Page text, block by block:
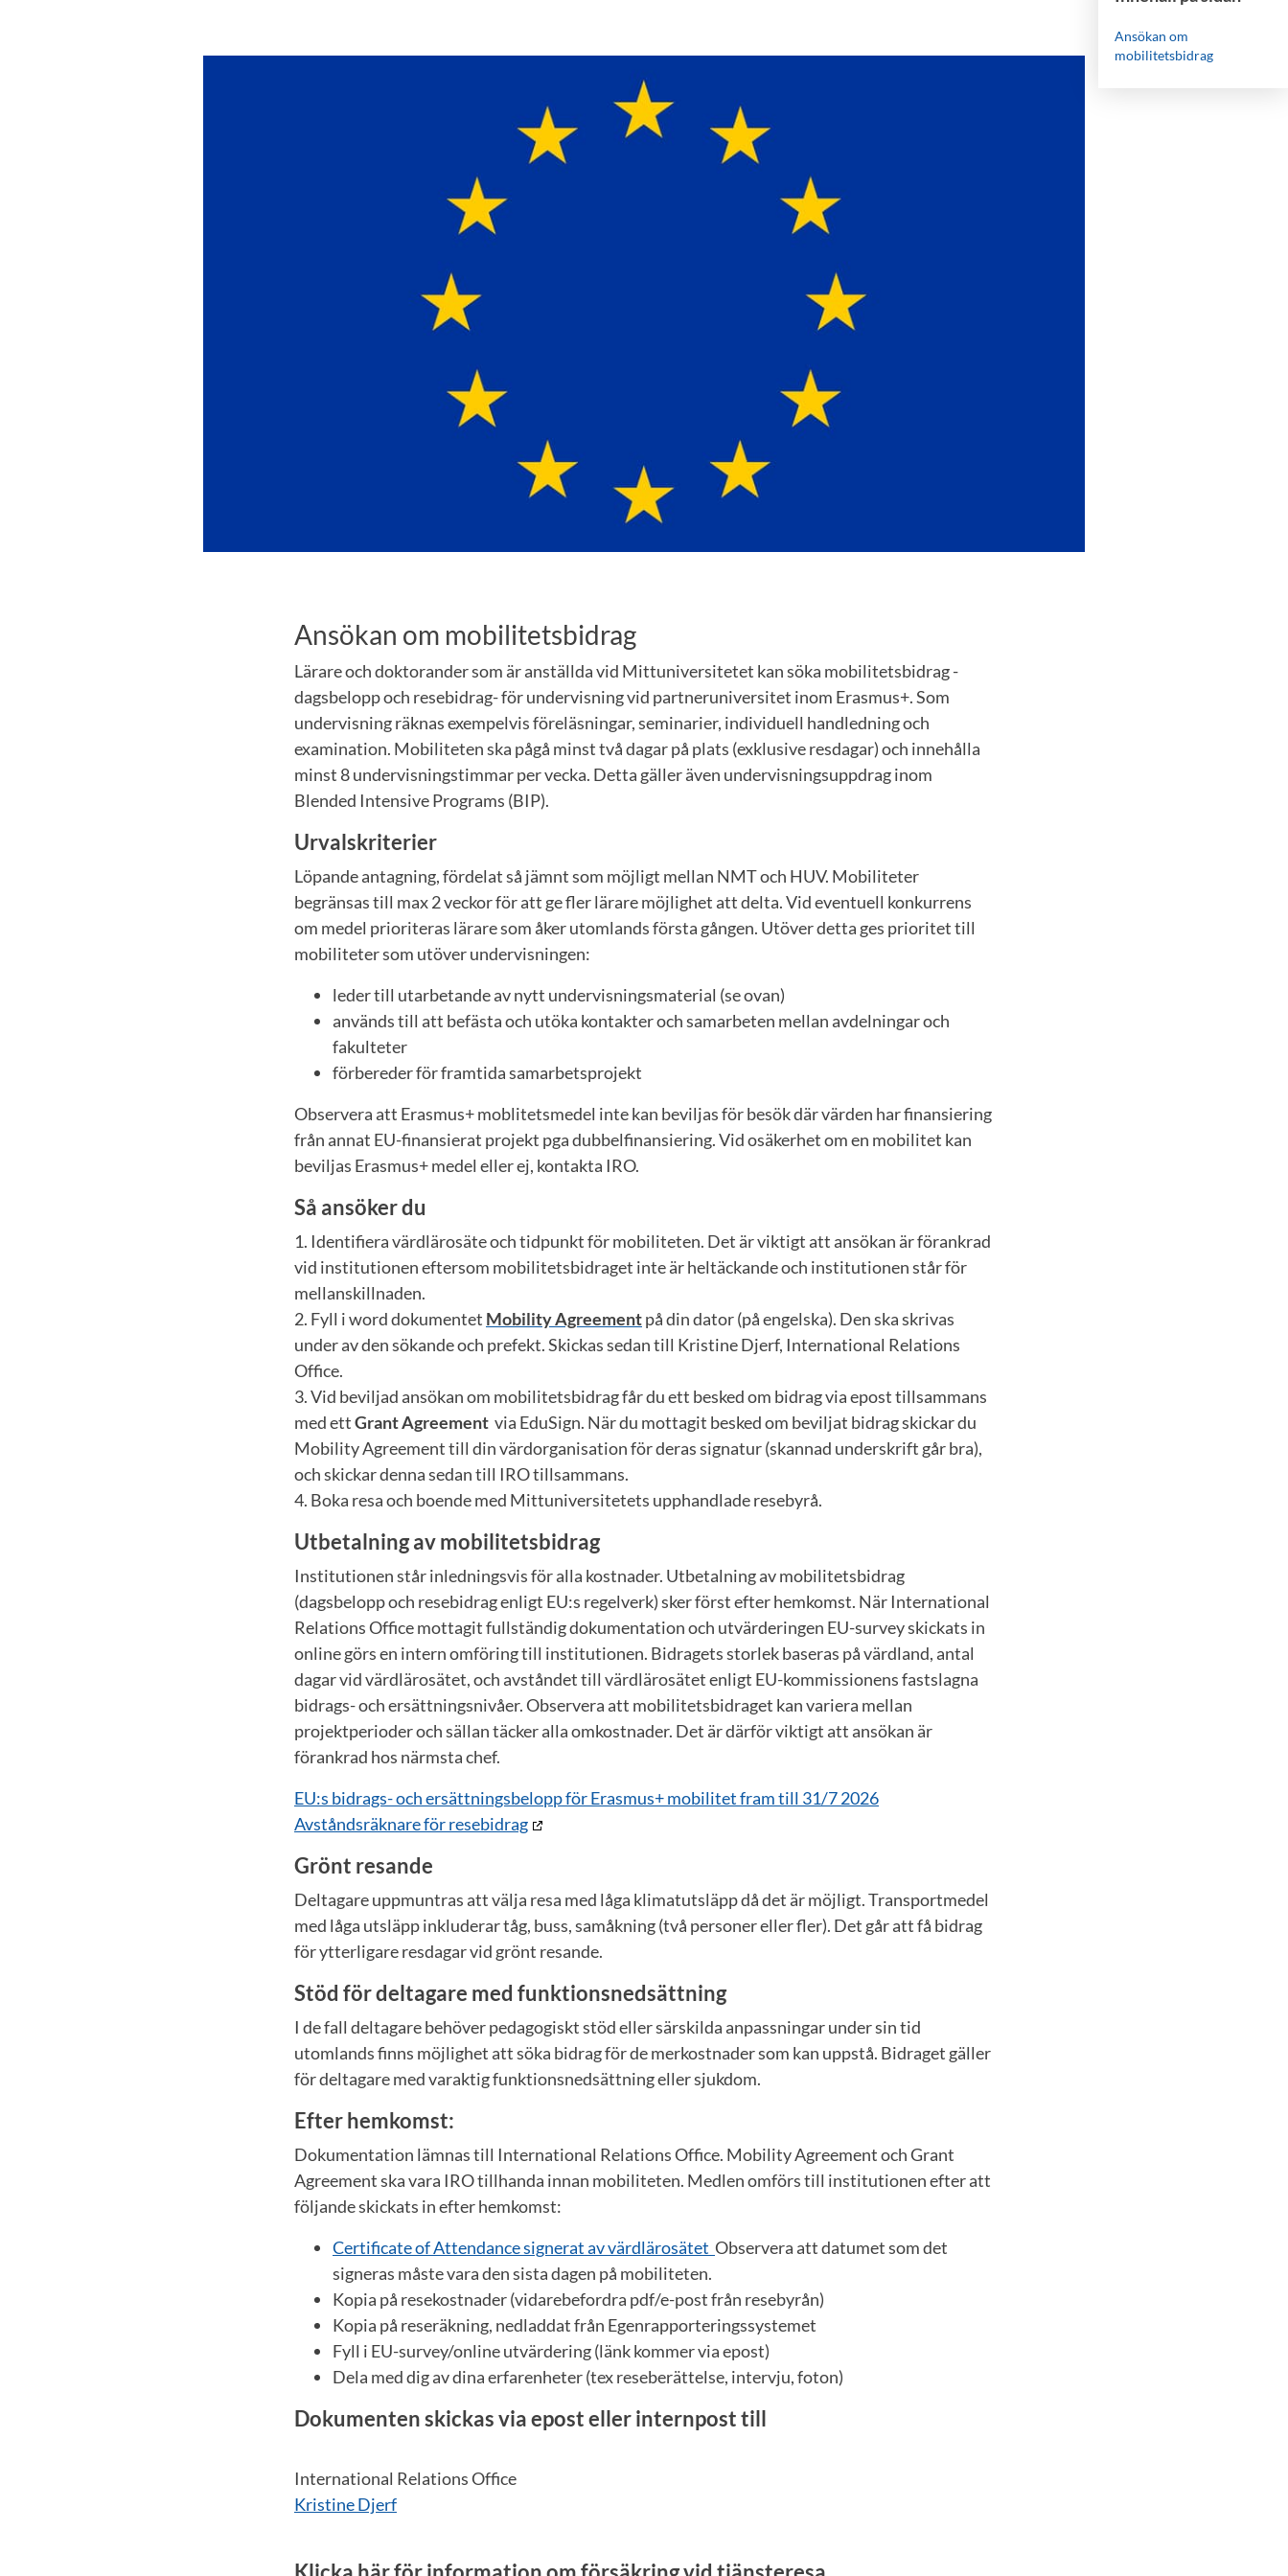
Ansökan om
mobilitetsbidrag
Ansökan om mobilitetsbidrag
Lärare och doktorander som är anställda vid Mittuniversitetet kan söka mobilitetsbidrag -
dagsbelopp och resebidrag- för undervisning vid partneruniversitet inom Erasmus+. Som
undervisning räknas exempelvis föreläsningar, seminarier, individuell handledning och
examination. Mobiliteten ska pågå minst två dagar på plats (exklusive resdagar) och innehålla
minst 8 undervisningstimmar per vecka. Detta gäller även undervisningsuppdrag inom
Blended Intensive Programs (BIP).
Urvalskriterier
Löpande antagning, fördelat så jämnt som möjligt mellan NMT och HUV. Mobiliteter
begränsas till max 2 veckor för att ge fler lärare möjlighet att delta. Vid eventuell konkurrens
om medel prioriteras lärare som åker utomlands första gången. Utöver detta ges prioritet till
mobiliteter som utöver undervisningen:
leder till utarbetande av nytt undervisningsmaterial (se ovan)
används till att befästa och utöka kontakter och samarbeten mellan avdelningar och
fakulteter
förbereder för framtida samarbetsprojekt
Observera att Erasmus+ moblitetsmedel inte kan beviljas för besök där värden har finansiering
från annat EU-finansierat projekt pga dubbelfinansiering. Vid osäkerhet om en mobilitet kan
beviljas Erasmus+ medel eller ej, kontakta IRO.
Så ansöker du
1. Identifiera värdlärosäte och tidpunkt för mobiliteten. Det är viktigt att ansökan är förankrad
vid institutionen eftersom mobilitetsbidraget inte är heltäckande och institutionen står för
mellanskillnaden.
2. Fyll i word dokumentet Mobility Agreementpå din dator (på engelska). Den ska skrivas
under av den sökande och prefekt. Skickas sedan till Kristine Djerf, International Relations
Office.
3. Vid beviljad ansökan om mobilitetsbidrag får du ett besked om bidrag via epost tillsammans
med ettGrant Agreement via EduSign. När du mottagit besked om beviljat bidrag skickar du
Mobility Agreement till din värdorganisation för deras signatur (skannad underskrift går bra),
och skickar denna sedan till IRO tillsammans.
4. Boka resa och boende med Mittuniversitetets upphandlade resebyrå.
Utbetalning av mobilitetsbidrag
Institutionen står inledningsvis för alla kostnader. Utbetalning av mobilitetsbidrag
(dagsbelopp och resebidrag enligt EU:s regelverk) sker först efter hemkomst. När International
Relations Office mottagit fullständig dokumentation och utvärderingen EU-survey skickats in
online görs en intern omföring till institutionen. Bidragets storlek baseras på värdland, antal
dagar vid värdlärosätet, och avståndet till värdlärosätet enligt EU-kommissionens fastslagna
bidrags- och ersättningsnivåer. Observera att mobilitetsbidraget kan variera mellan
projektperioder och sällan täcker alla omkostnader. Det är därför viktigt att ansökan är
förankrad hos närmsta chef.
EU:s bidrags- och ersättningsbelopp för Erasmus+ mobilitet fram till 31/7 2026
Avståndsräknare för resebidrag
Grönt resande
Deltagare uppmuntras att välja resa med låga klimatutsläpp då det är möjligt. Transportmedel
med låga utsläpp inkluderar tåg, buss, samåkning (två personer eller fler). Det går att få bidrag
för ytterligare resdagar vid grönt resande.
Stöd för deltagare med funktionsnedsättning
I de fall deltagare behöver pedagogiskt stöd eller särskilda anpassningar under sin tid
utomlands finns möjlighet att söka bidrag för de merkostnader som kan uppstå. Bidraget gäller
för deltagare med varaktig funktionsnedsättning eller sjukdom.
Efter hemkomst:
Dokumentation lämnas till International Relations Office. Mobility Agreement och Grant
Agreement ska vara IRO tillhanda innan mobiliteten. Medlen omförs till institutionen efter att
följande skickats in efter hemkomst:
Certificate of Attendance signerat av värdlärosätet Observera att datumet som det
signeras måste vara den sista dagen på mobiliteten.
Kopia på resekostnader (vidarebefordra pdf/e-post från resebyrån)
Kopia på reseräkning, nedladdat från Egenrapporteringssystemet
Fyll i EU-survey/online utvärdering (länk kommer via epost)
Dela med dig av dina erfarenheter (tex reseberättelse, intervju, foton)
Dokumenten skickas via epost eller internpost till
International Relations Office
Kristine Djerf